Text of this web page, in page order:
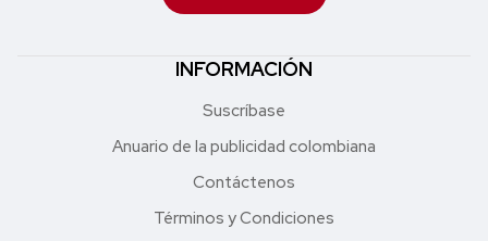
INFORMACIÓN
Suscríbase
Anuario de la publicidad colombiana
Contáctenos
Términos y Condiciones